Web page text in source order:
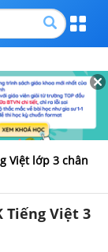
Việt lớp 3 chân
Tiếng Việt 3